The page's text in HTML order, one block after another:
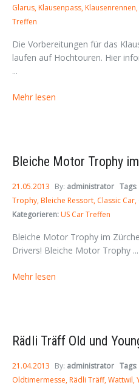
Glarus Klausenpass Klausenrennen
Treffen
Die Vorbereitungen für das
laufen auf Hochtouren. Hier
...
Mehr lesen
Bleiche Motor Trophy
21.05.2013 By: administrator Tags:
Trophy Bleiche Ressort Classic Car
Kategorieren:US Car Treffen
Bleiche Motor Trophy im
Drivers! Bleiche Motor Trophy ...
Mehr lesen
Rädli Träff Old und
21.04.2013 By: administrator Tags:
Oldtimermesse Rädli Träff Wattwil